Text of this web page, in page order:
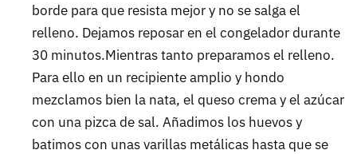
borde para que resista mejor y no se salga el
relleno. Dejamos reposar en el congelador durante
30 minutos.Mientras tanto preparamos el relleno.
Para ello en un recipiente amplio y hondo
mezclamos bien la nata, el queso crema y el azúcar
con una pizca de sal. Añadimos los huevos y
batimos con unas varillas metálicas hasta que se